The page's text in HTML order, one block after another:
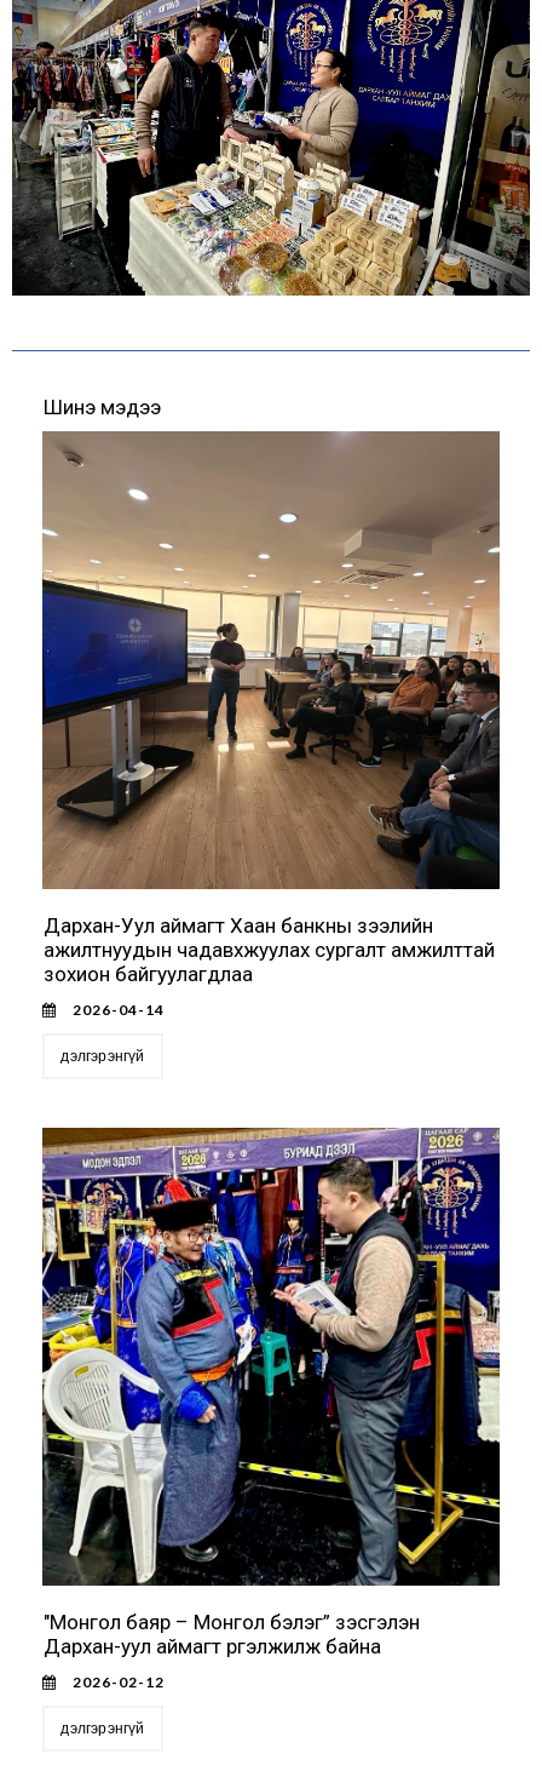
Шинэ мэдээ
Дархан-Уул аймагт Хаан банкны зээлийн
ажилтнуудын чадавхжуулах сургалт амжилттай
зохион байгуулагдлаа
2026-04-14
дэлгэрэнгүй
"Монгол баяр – Монгол бэлэг” үзэсгэлэн
Дархан-уул аймагт үргэлжилж байна
2026-02-12
дэлгэрэнгүй